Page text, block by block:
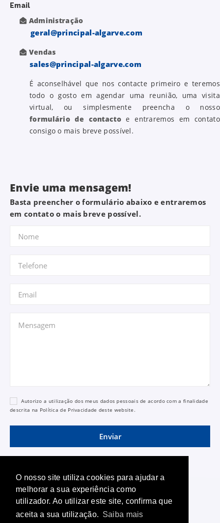
O nosso site utiliza cookies para ajudar a
melhorar a sua experiência como
utilizador. Ao utilizar este site, confirma que
aceita a sua utilização. Saiba mais
Email
Administração
geral@principal-algarve.com
Vendas
sales@principal-algarve.com
É aconselhável que nos contacte primeiro e teremos
todo o gosto em agendar uma reunião, uma visita
virtual, ou simplesmente preencha o nosso
formulário de contacto e entraremos em contato
consigo o mais breve possível.
Envie uma mensagem!
Basta preencher o formulário abaixo e entraremos
em contato o mais breve possível.
Autorizo a utilização dos meus dados pessoais de acordo com a finalidade
descrita na Política de Privacidade deste website.
Enviar
© PRINCIPAL - Sociedade de Mediação
Imobiliária, Lda. AMI Nº 795, APEMIP Nº 403
Política de Privacidade